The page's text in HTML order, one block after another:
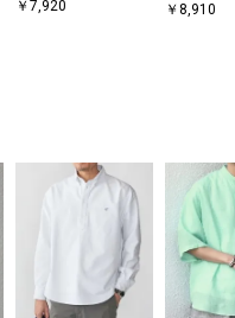
￥ 7,920
ン 7分袖
￥8,910